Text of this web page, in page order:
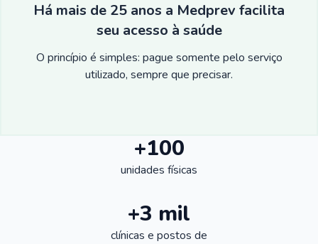
Há mais de 25 anos a Medprev facilita
seu acesso à saúde
O princípio é simples: pague somente pelo serviço
utilizado, sempre que precisar.
+100
unidades físicas
+3 mil
clínicas e postos de